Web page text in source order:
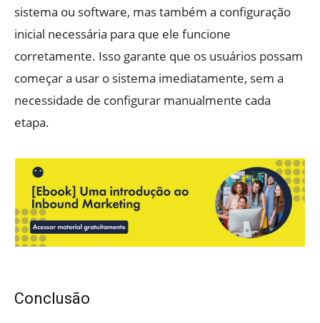
sistema ou software, mas também a configuração
inicial necessária para que ele funcione
corretamente. Isso garante que os usuários possam
começar a usar o sistema imediatamente, sem a
necessidade de configurar manualmente cada
etapa.
Conclusão